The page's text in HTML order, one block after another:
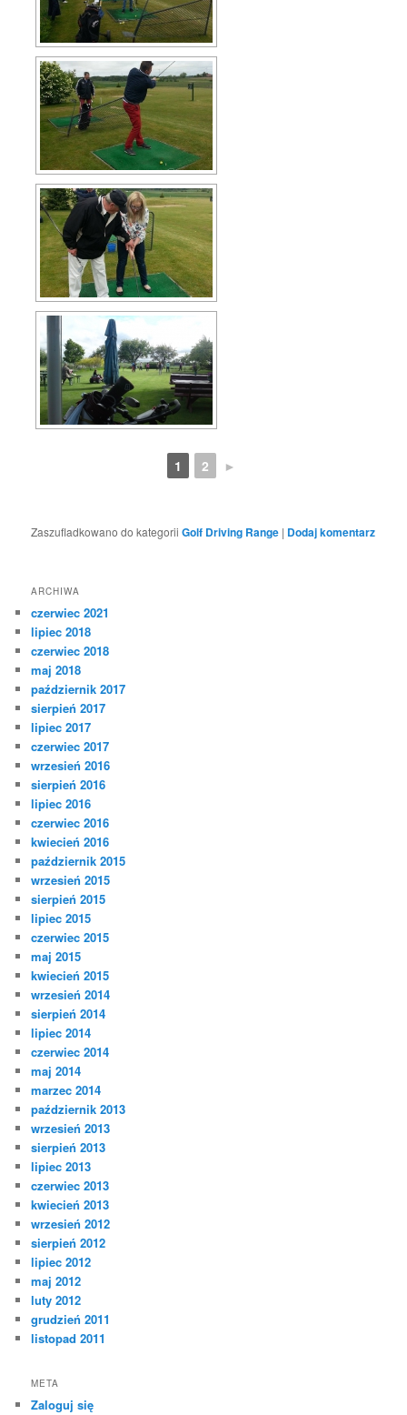
1 2 ►
Zaszufladkowano do kategorii Golf Driving Range | Dodaj komentarz
ARCHIWA
czerwiec 2021
lipiec 2018
czerwiec 2018
maj 2018
październik 2017
sierpień 2017
lipiec 2017
czerwiec 2017
wrzesień 2016
sierpień 2016
lipiec 2016
czerwiec 2016
kwiecień 2016
październik 2015
wrzesień 2015
sierpień 2015
lipiec 2015
czerwiec 2015
maj 2015
kwiecień 2015
wrzesień 2014
sierpień 2014
lipiec 2014
czerwiec 2014
maj 2014
marzec 2014
październik 2013
wrzesień 2013
sierpień 2013
lipiec 2013
czerwiec 2013
kwiecień 2013
wrzesień 2012
sierpień 2012
lipiec 2012
maj 2012
luty 2012
grudzień 2011
listopad 2011
META
Zaloguj się